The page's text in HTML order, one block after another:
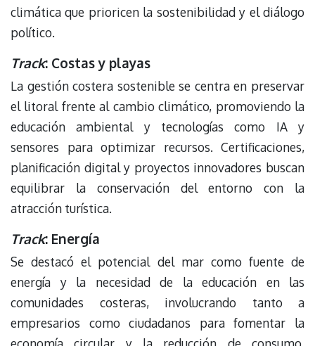
climática que prioricen la sostenibilidad y el diálogo
político.
Track: Costas y playas
La gestión costera sostenible se centra en preservar
el litoral frente al cambio climático, promoviendo la
educación ambiental y tecnologías como IA y
sensores para optimizar recursos. Certificaciones,
planificación digital y proyectos innovadores buscan
equilibrar la conservación del entorno con la
atracción turística.
Track: Energía
Se destacó el potencial del mar como fuente de
energía y la necesidad de la educación en las
comunidades costeras, involucrando tanto a
empresarios como ciudadanos para fomentar la